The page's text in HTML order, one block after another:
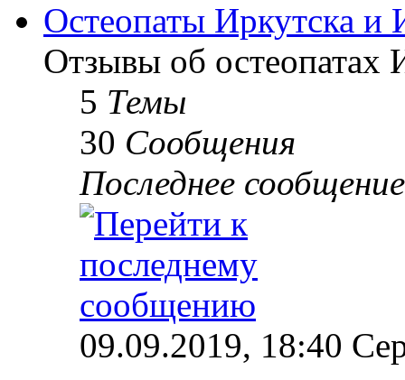
Остеопаты Иркутска и
Отзывы об остеопатах
5 Темы
30 Сообщения
Последнее сообщение
09.09.2019, 18:40